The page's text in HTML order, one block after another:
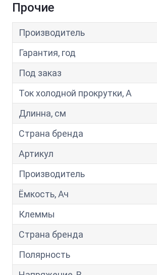
Прочие
Производитель
Гарантия, год
Под заказ
Ток холодной прокрутки, A
Длинна, см
Страна бренда
Артикул
Производитель
Ёмкость, Ач
Клеммы
Страна бренда
Полярность